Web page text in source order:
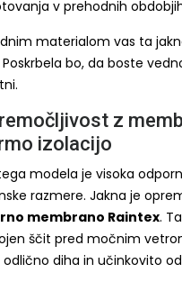
v prehodnih
materialom vas ta
bo, da boste
z
izolacijo
modela je visoka
razmere. Jakna je
membrano Raintex.
ščit pred močnim
diha in učinkovito